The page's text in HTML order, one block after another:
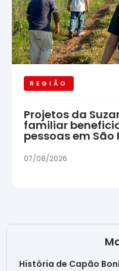
REGIÃO
Projetos da
familiar
pessoas em São
07/08/2026
História de Capão